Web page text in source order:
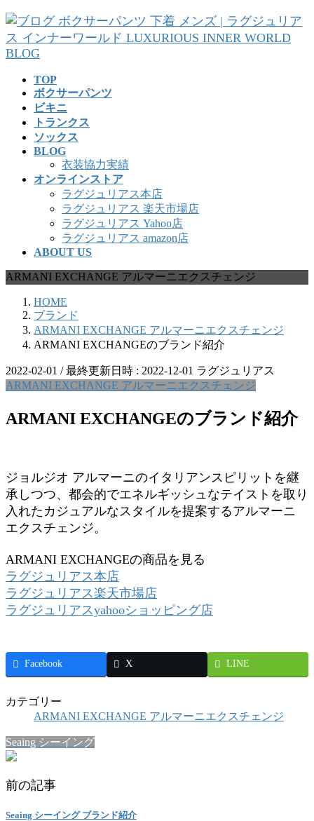
コ
ン
テ
ン
ナ
ビ
ゲ
ー
TOP
ボクサーパンツ
ビキニ
トランクス
ソックス
BLOG
衣装協力実績
オンラインストア
ラグジュリアス本店
ラグジュリアス 楽天市場店
ラグジュリアス Yahoo店
ラグジュリアス amazon店
ABOUT US
ARMANI EXCHANGE アルマーニエクスチェンジ
HOME
ブランド
ARMANI EXCHANGE アルマーニエクスチェンジ
ARMANI EXCHANGEのブランド紹介
2022-02-01 / 最終更新日時 : 2022-12-01 ラグジュリアス
ARMANI EXCHANGE アルマーニエクスチェンジ
ARMANI EXCHANGEのブランド紹介
ジョルジオ アルマーニのイタリアンスピリットを継
承しつつ、都会的でエネルギッシュなテイストを取り
入れたカジュアルなスタイルを提案するアルマーニ
エクスチェンジ。
ARMANI EXCHANGEの商品を見る
ラグジュリアス本店
ラグジュリアス楽天市場店
ラグジュリアスyahooショッピング店
Facebook X LINE
カテゴリー
ARMANI EXCHANGE アルマーニエクスチェンジ
Seaing シーイング
前の記事
Seaing シーイング ブランド紹介